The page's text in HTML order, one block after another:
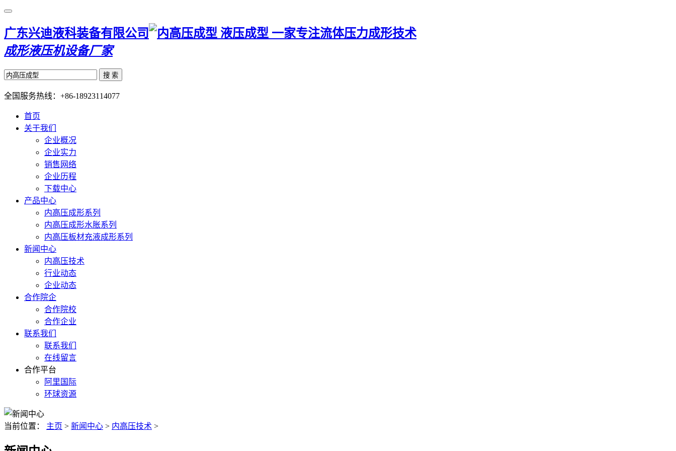
广东兴迪液科装备有限公司
一家专注流体压力成形技术
成形液压机设备厂家
搜 索
全国服务热线： +86-18923114077
首页
关于我们
企业概况
企业实力
销售网络
企业历程
下载中心
产品中心
内高压成形系列
内高压成形水胀系列
内高压板材充液成形系列
新闻中心
内高压技术
行业动态
企业动态
合作院企
合作院校
合作企业
联系我们
联系我们
在线留言
合作平台
阿里国际
环球资源
当前位置： 主页 > 新闻中心 > 内高压技术 >